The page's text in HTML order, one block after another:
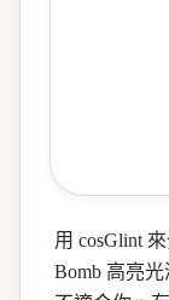
用 cosGlint
Bomb 高亮光